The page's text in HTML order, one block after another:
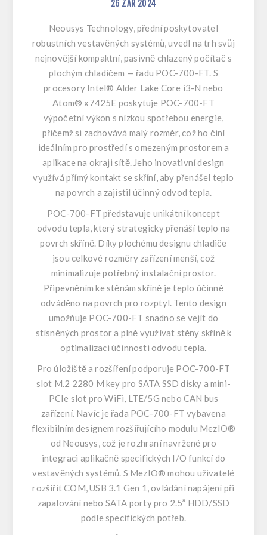
26 ZÁŘ 2024
Neousys Technology, přední poskytovatel
robustních vestavěných systémů, uvedl na trh svůj
nejnovější kompaktní, pasivně chlazený počítač s
plochým chladičem — řadu POC-700-FT. S
procesory Intel® Alder Lake Core i3-N nebo
Atom® x7425E poskytuje POC-700-FT
výpočetní výkon s nízkou spotřebou energie,
přičemž si zachovává malý rozměr, což ho činí
ideálním pro prostředí s omezeným prostorem a
aplikace na okraji sítě. Jeho inovativní design
využívá přímý kontakt se skříní, aby přenášel teplo
na povrch a zajistil účinný odvod tepla.
POC-700-FT představuje unikátní koncept
odvodu tepla, který strategicky přenáší teplo na
povrch skříně. Díky plochému designu chladiče
jsou celkové rozměry zařízení menší, což
minimalizuje potřebný instalační prostor.
Připevněním ke stěnám skříně je teplo účinně
odváděno na povrch pro rozptyl. Tento design
umožňuje POC-700-FT snadno se vejít do
stísněných prostor a plně využívat stěny skříně k
optimalizaci účinnosti odvodu tepla.
Pro úložiště a rozšíření podporuje POC-700-FT
slot M.2 2280 M key pro SATA SSD disky a mini-
PCIe slot pro WiFi, LTE/5G nebo CAN bus
zařízení. Navíc je řada POC-700-FT vybavena
flexibilním designem rozšiřujícího modulu MezIO®
od Neousys, což je rozhraní navržené pro
integraci aplikačně specifických I/O funkcí do
vestavěných systémů. S MezIO® mohou uživatelé
rozšířit COM, USB 3.1 Gen 1, ovládání napájení při
zapalování nebo SATA porty pro 2.5” HDD/SSD
podle specifických potřeb.